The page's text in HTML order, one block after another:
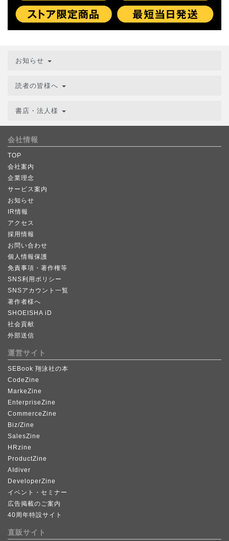
お知らせ
読者の皆様へ
書店・法人様
会社情報
TOP
会社案内
企業理念
サービス案内
お知らせ
IR情報
アクセス
採用情報
お問い合わせ
個人情報保護
免責事項・著作権等
SNS利用ポリシー
SNSアカウント一覧
著作者様へ
SHOEISHA iD
社会貢献
外部送信
運営サイト
SEBook 翔泳社の本
CodeZine
MarkeZine
EnterpriseZine
CommerceZine
Biz/Zine
SalesZine
HRzine
ProductZine
AIdiver
DeveloperZine
イベント・セミナー
広告掲載のご案内
40周年特設サイト
直販サイト